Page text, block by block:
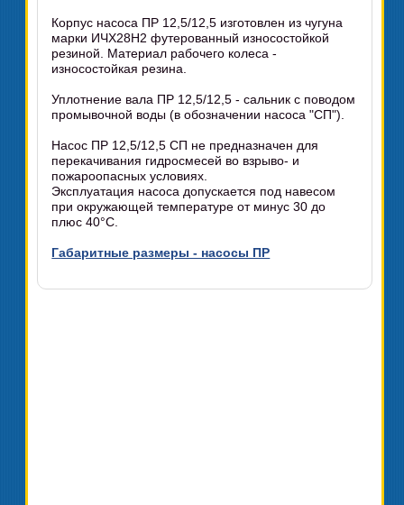
Корпус насоса ПР 12,5/12,5 изготовлен из чугуна
марки ИЧХ28Н2 футерованный износостойкой
резиной. Материал рабочего колеса -
износостойкая резина.
Уплотнение вала ПР 12,5/12,5 - сальник с поводом
промывочной воды (в обозначении насоса "СП").
Насос ПР 12,5/12,5 СП не предназначен для
перекачивания гидросмесей во взрыво- и
пожароопасных условиях.
Эксплуатация насоса допускается под навесом
при окружающей температуре от минус 30 до
плюс 40°C.
Габаритные размеры - насосы ПР